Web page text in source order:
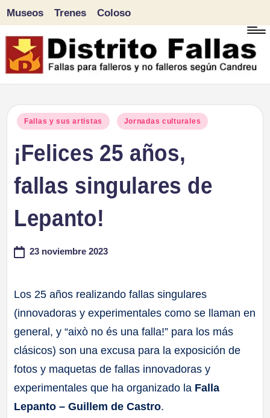
Saltar
al
Museos Trenes Coloso
Publicado
Fallas y sus artistas Jornadas culturales
¡Felices 25 años,
fallas singulares de
Lepanto!
23 noviembre 2023
Los 25 años realizando fallas singulares
(innovadoras y experimentales como se llaman en
general, y “això no és una falla!” para los más
clásicos) son una excusa para la exposición de
fotos y maquetas de fallas innovadoras y
experimentales que ha organizado la Falla
Lepanto – Guillem de Castro.